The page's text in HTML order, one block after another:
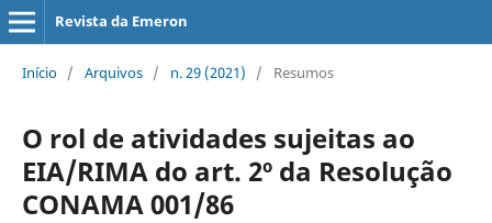
Revista da Emeron
Início / Arquivos / n. 29 (2021) / Resumos
O rol de atividades sujeitas ao
EIA/RIMA do art. 2º da Resolução
CONAMA 001/86